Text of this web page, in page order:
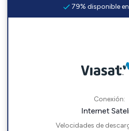
79% disponible en
Conexión:
Internet
Velocidades de